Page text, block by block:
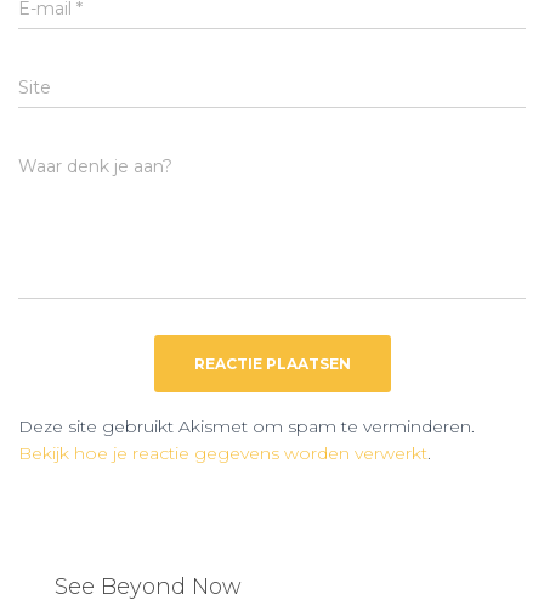
E-mail *
Site
Waar denk je aan?
Deze site gebruikt Akismet om spam te verminderen.
Bekijk hoe je reactie gegevens worden verwerkt.
See Beyond Now